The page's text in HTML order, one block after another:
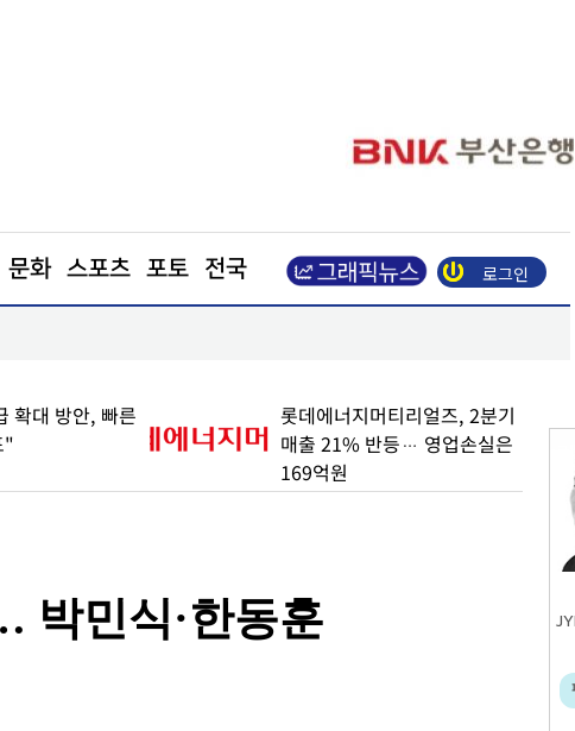
문화 스포츠 포토 전국 로그인
확대 방안, 빠른
"
롯데에너지머티리얼즈, 2분기
매출 21% 반등… 영업손실은
169억원
박민식·한동훈